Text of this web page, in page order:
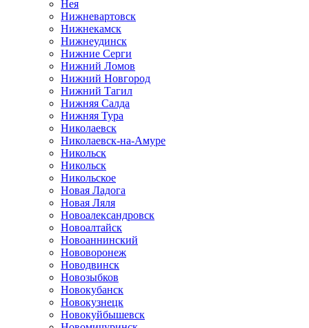
Нея
Нижневартовск
Нижнекамск
Нижнеудинск
Нижние Серги
Нижний Ломов
Нижний Новгород
Нижний Тагил
Нижняя Салда
Нижняя Тура
Николаевск
Николаевск-на-Амуре
Никольск
Никольск
Никольское
Новая Ладога
Новая Ляля
Новоалександровск
Новоалтайск
Новоаннинский
Нововоронеж
Новодвинск
Новозыбков
Новокубанск
Новокузнецк
Новокуйбышевск